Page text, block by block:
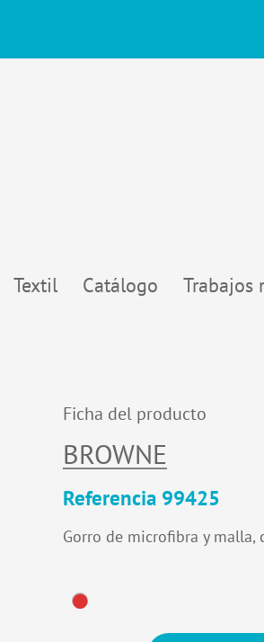
Textil Catálogo Trabajos
Ficha del producto
BROWNE
Referencia 99425
Gorro de microfibra y malla,